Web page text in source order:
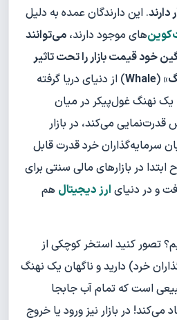
دارند. این دارندگان عمده به دلیل
های موجود دارند، می‌توانند
خود قیمت بازار را تحت تاثیر
» (
Whale) از دنیای دریا گرفته
نهنگ غول‌پیکر در میان
می‌کند، در بازار
سرمایه‌گذاران خرد قدرت قابل
در بازارهای مالی سنتی برای
و در دنیای ارز دیجیتال هم
تصور کنید استخر کوچکی از
خرد) دارید و ناگهان یک نهنگ
است که تمام آب جابجا
در بازار نیز ورود یا خروج